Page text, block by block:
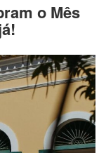
o Mês